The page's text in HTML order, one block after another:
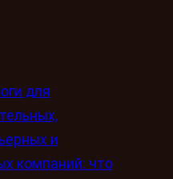
для
и
компаний: что